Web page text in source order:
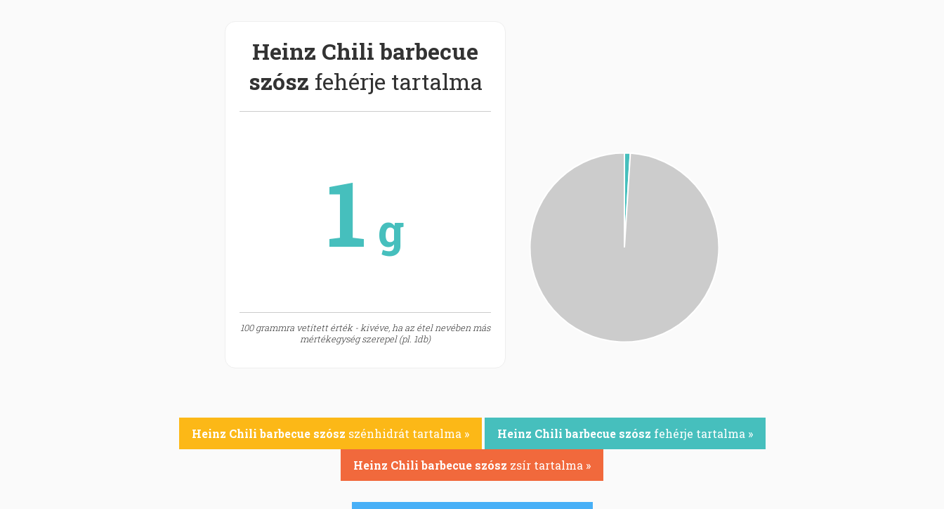
Heinz Chili barbecue
szósz fehérje tartalma
1 g
100 grammra vetített érték - kivéve, ha az étel nevében más
mértékegység szerepel (pl. 1db)
Heinz Chili barbecue szósz szénhidrát tartalma » Heinz Chili barbecue szósz fehérje tartalma »
Heinz Chili barbecue szósz zsír tartalma »